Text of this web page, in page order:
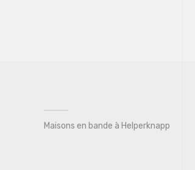
Maisons en bande à Helperknapp